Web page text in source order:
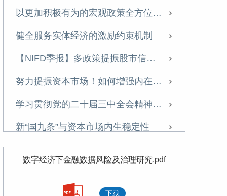
金融科技助力经济高质量发展
监管科技国际经验与启示
谨防大宗商品价格暴涨的外溢效应
数字经济下金融数据风险及治理研究
防范化解重大风险 抓好风险处置工作
以更加积极有为的宏观政策全方位扩大国内需求
健全服务实体经济的激励约束机制
【NIFD季报】多政策提振股市信心 “白名单”促进房市趋稳——2024Q3中国金融监管
努力提振资本市场！如何增强内在稳定性？
学习贯彻党的二十届三中全会精神 | 郑联盛:健全宏观经济治理体系以提升宏观政策效能的思考
新“国九条”与资本市场内生稳定性
以数字金融赋能上海国际金融中心建设
数字经济下金融数据风险及治理研究.pdf
下载